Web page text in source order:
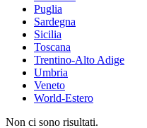
Puglia
Sardegna
Sicilia
Toscana
Trentino-Alto Adige
Umbria
Veneto
World-Estero
Non ci sono risultati.